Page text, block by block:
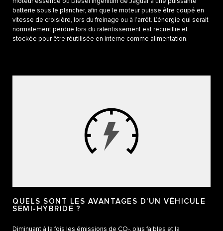
batterie sous le plancher, afin que le moteur puisse être coupé en
vitesse de croisière, lors du freinage ou à l’arrêt. L’énergie qui serait
normalement perdue lors du ralentissement est recueillie et
stockée pour être réutilisée en interne comme alimentation.
QUELS SONT LES AVANTAGES D’UN VÉHICULE
SEMI-HYBRIDE ?
Diminuant à la fois les émissions de CO
plus faibles et la